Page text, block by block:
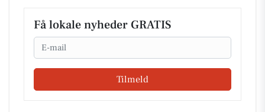
Få lokale nyheder GRATIS
Email
Tilmeld